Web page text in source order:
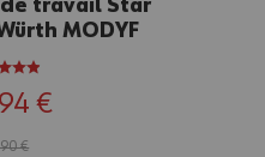
travail Star
MODYF
€
€